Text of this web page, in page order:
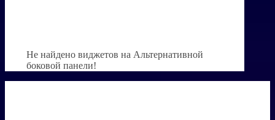
Не найдено виджетов на Альтернативной
боковой панели!